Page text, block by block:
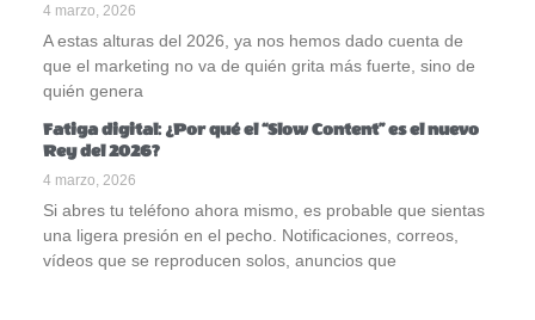
4 marzo, 2026
A estas alturas del 2026, ya nos hemos dado cuenta de
que el marketing no va de quién grita más fuerte, sino de
quién genera
Fatiga digital: ¿Por qué el “Slow Content” es el nuevo
Rey del 2026?
4 marzo, 2026
Si abres tu teléfono ahora mismo, es probable que sientas
una ligera presión en el pecho. Notificaciones, correos,
vídeos que se reproducen solos, anuncios que